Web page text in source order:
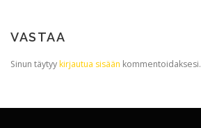
VASTAA
Sinun täytyykirjautua sisään kommentoidaksesi.